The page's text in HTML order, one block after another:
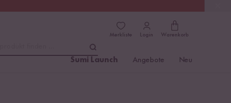
Merkliste Login Warenkorb
Sumi Launch Angebote Neu